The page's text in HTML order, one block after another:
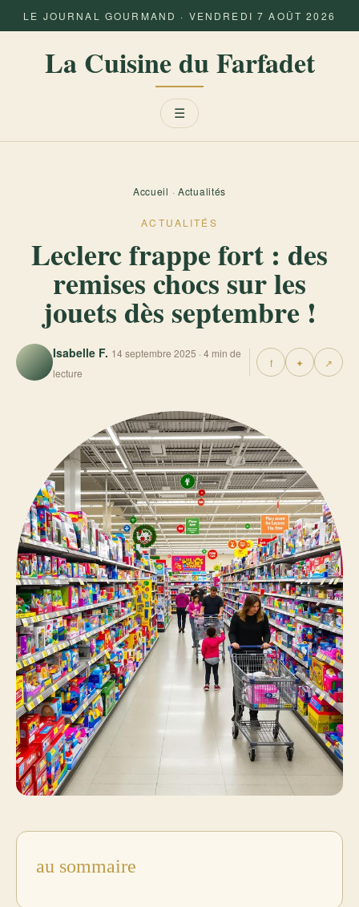
LE JOURNAL GOURMAND · VENDREDI 7 AOÛT 2026
La Cuisine du Farfadet
Menu
☰
Accueil · Actualités
ACTUALITÉS
Leclerc frappe fort : des
remises chocs sur les
jouets dès septembre !
Isabelle F. 14 septembre 2025 · 4 min de
lecture
f ✦ ↗
au sommaire